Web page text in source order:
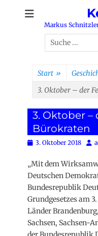
Markus
Suchen
nach:
Start »
3. Oktober – der
3. Oktober –
Bürokraten
Posted
3. Oktober 2018
„Mit dem
Deutschen
Bundesrepublik
Grundgesetzes am
Länder
Sachsen, Sachsen-